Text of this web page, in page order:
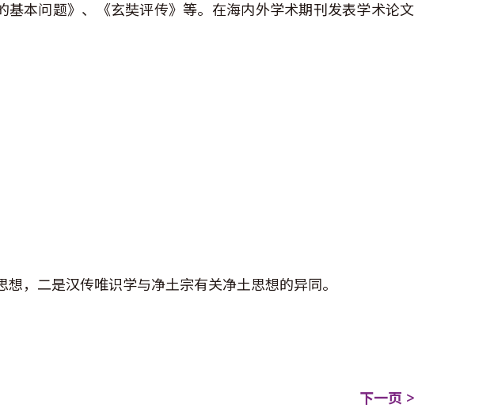
本问题》、《玄奘评传》等。在海内外学术期刊发表学术论文
，二是汉传唯识学与净土宗有关净土思想的异同。
下一页 >